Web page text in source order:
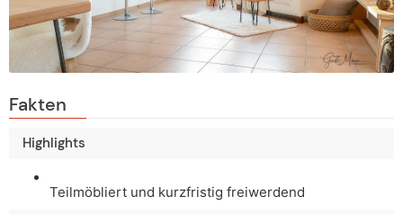
Fakten
Highlights
Teilmöbliert und kurzfristig freiwerdend